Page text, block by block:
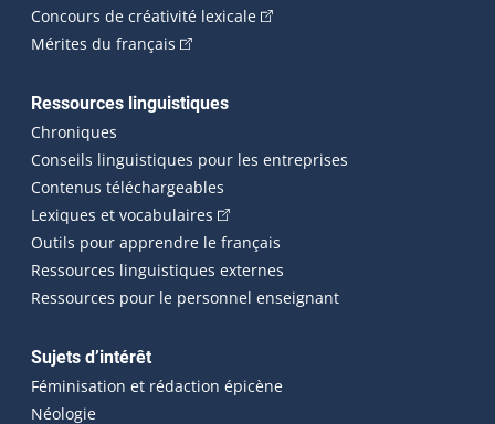
Concours de créativité lexicale(Cet hyperlien externe
Mérites du français (Cet hyperlien externe s'ouvrira dans une
Ressources linguistiques
Chroniques
Conseils linguistiques pour les entreprises
Contenus téléchargeables
Lexiques et vocabulaires (Cet hyperlien externe s'ouvrira
Outils pour apprendre le français
Ressources linguistiques externes
Ressources pour le personnel enseignant
Sujets d’intérêt
Féminisation et rédaction épicène
Néologie